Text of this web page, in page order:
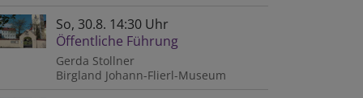
So, 30.8. 14:30 Uhr
Öffentliche Führung
Gerda Stollner
Birgland Johann-Flierl-Museum